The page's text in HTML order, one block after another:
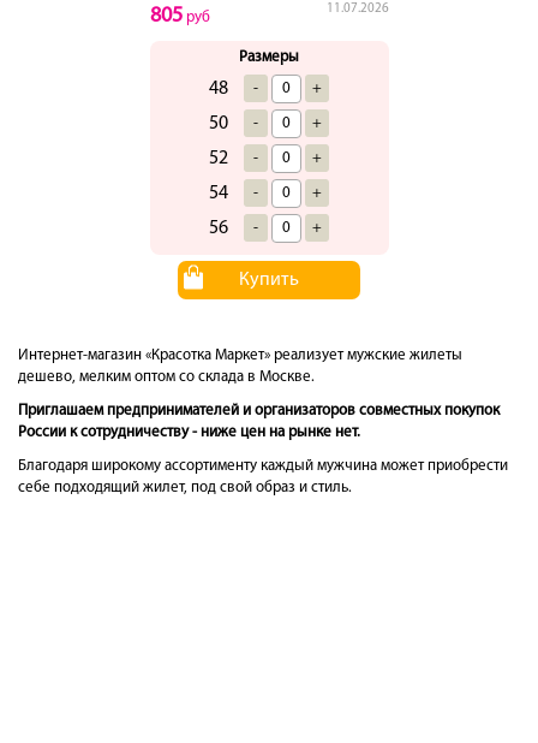
11.07.2026
805руб
Размеры
48 - +
50 - +
52 - +
54 - +
56 - +
Купить
Интернет-магазин «Красотка Маркет» реализует мужские жилеты
дешево, мелким оптом со склада в Москве.
Приглашаем предпринимателей и организаторов совместных покупок
России к сотрудничеству - ниже цен на рынке нет.
Благодаря широкому ассортименту каждый мужчина может приобрести
себе подходящий жилет, под свой образ и стиль.